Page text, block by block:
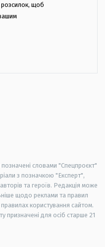
розсилок, щоб
позначені словами "Спецпроєкт"
з позначкою "Експерт",
та героїв. Редакція може
щодо реклами та правил
користування сайтом.
призначені для осіб старше 21